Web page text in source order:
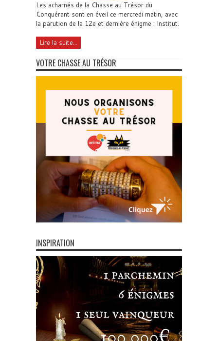
Les acharnés de la Chasse au Trésor du
Conquérant sont en éveil ce mercredi matin, avec
la parution de la 12e et dernière énigme : Institut.
Lire la suite...
VOTRE CHASSE AU TRÉSOR
INSPIRATION